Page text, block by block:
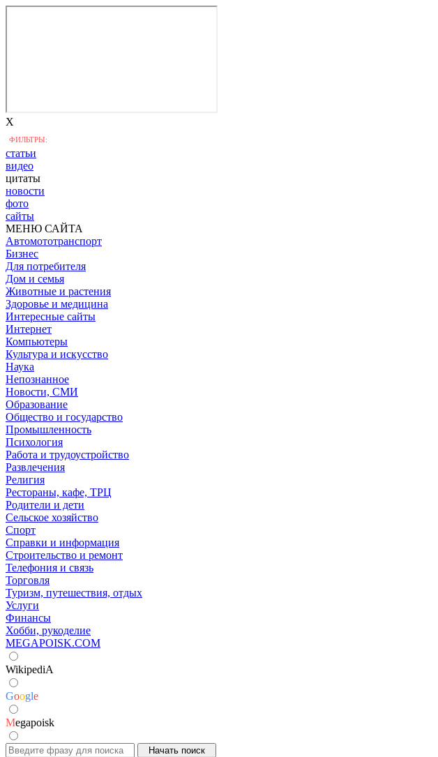
X
ФИЛЬТРЫ:
статьи
видео
цитаты
новости
фото
сайты
МЕНЮ САЙТА
Автомототранспорт
Бизнес
Для потребителя
Дом и семья
Животные и растения
Здоровье и медицина
Интересные сайты
Интернет
Компьютеры
Культура и искусство
Наука
Непознанное
Новости, СМИ
Образование
Общество и государство
Промышленность
Психология
Работа и трудоустройство
Развлечения
Религия
Рестораны, кафе, ТРЦ
Родители и дети
Сельское хозяйство
Спорт
Справки и информация
Строительство и ремонт
Телефония и связь
Торговля
Туризм, путешествия, отдых
Услуги
Финансы
Хобби, рукоделие
MEGAPOISK.COM
WikipediA
Google
Megapoisk